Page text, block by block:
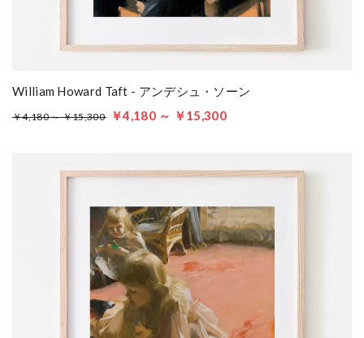
William Howard Taft - アンデシュ・ソーン
￥4,180 ～ ￥15,300 ￥4,180 ～ ￥15,300